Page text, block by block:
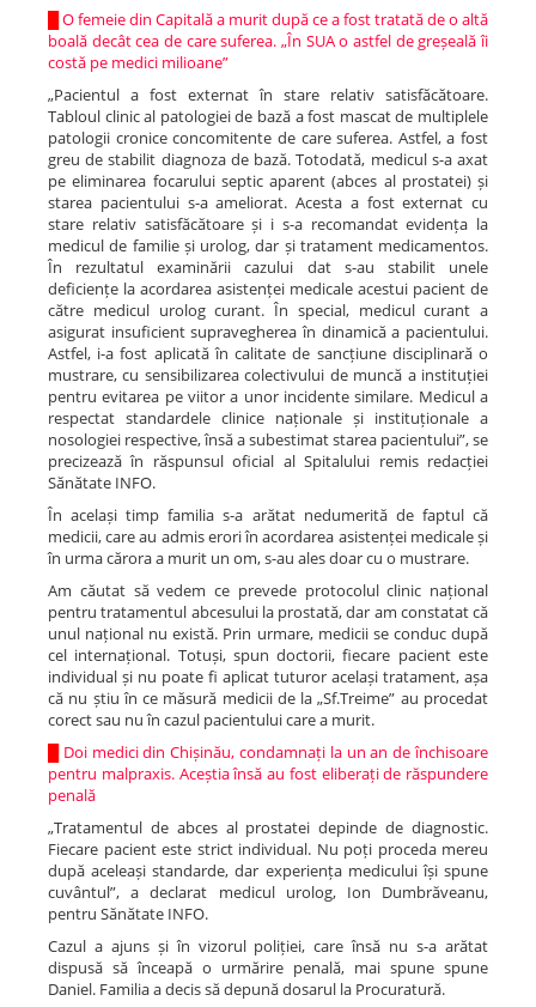
O femeie din Capitală a murit după ce a fost tratată de o altă
boală decât cea de care suferea. „În SUA o astfel de greșeală îi
costă pe medici milioane”
„Pacientul a fost externat în stare relativ satisfăcătoare.
Tabloul clinic al patologiei de bază a fost mascat de multiplele
patologii cronice concomitente de care suferea. Astfel, a fost
greu de stabilit diagnoza de bază. Totodată, medicul s-a axat
pe eliminarea focarului septic aparent (abces al prostatei) și
starea pacientului s-a ameliorat. Acesta a fost externat cu
stare relativ satisfăcătoare și i s-a recomandat evidența la
medicul de familie și urolog, dar și tratament medicamentos.
În rezultatul examinării cazului dat s-au stabilit unele
deficiențe la acordarea asistenței medicale acestui pacient de
către medicul urolog curant. În special, medicul curant a
asigurat insuficient supravegherea în dinamică a pacientului.
Astfel, i-a fost aplicată în calitate de sancțiune disciplinară o
mustrare, cu sensibilizarea colectivului de muncă a instituției
pentru evitarea pe viitor a unor incidente similare. Medicul a
respectat standardele clinice naționale și instituționale a
nosologiei respective, însă a subestimat starea pacientului”, se
precizează în răspunsul oficial al Spitalului remis redacției
Sănătate INFO.
În același timp familia s-a arătat nedumerită de faptul că
medicii, care au admis erori în acordarea asistenței medicale și
în urma cărora a murit un om, s-au ales doar cu o mustrare.
Am căutat să vedem ce prevede protocolul clinic național
pentru tratamentul abcesului la prostată, dar am constatat că
unul național nu există. Prin urmare, medicii se conduc după
cel internațional. Totuși, spun doctorii, fiecare pacient este
individual și nu poate fi aplicat tuturor același tratament, așa
că nu știu în ce măsură medicii de la „Sf.Treime” au procedat
corect sau nu în cazul pacientului care a murit.
Doi medici din Chișinău, condamnați la un an de închisoare
pentru malpraxis. Aceștia însă au fost eliberați de răspundere
penală
„Tratamentul de abces al prostatei depinde de diagnostic.
Fiecare pacient este strict individual. Nu poți proceda mereu
după aceleași standarde, dar experiența medicului își spune
cuvântul”, a declarat medicul urolog, Ion Dumbrăveanu,
pentru Sănătate INFO.
Cazul a ajuns și în vizorul poliției, care însă nu s-a arătat
dispusă să înceapă o urmărire penală, mai spune spune
Daniel. Familia a decis să depună dosarul la Procuratură.